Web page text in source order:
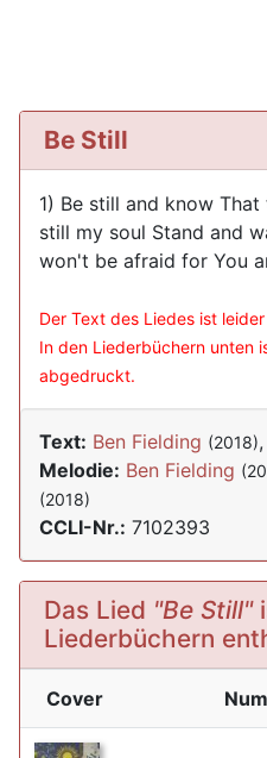
Be Still
1) Be still and know
still my soul Stand and
won't be afraid for You
Der Text des Liedes ist
In den Liederbüchern unten
abgedruckt.
Text: Ben Fielding (2018),
Melodie: Ben Fielding
(2018)
CCLI-Nr.: 7102393
Das Lied "Be Still"
Liederbüchern
Cover